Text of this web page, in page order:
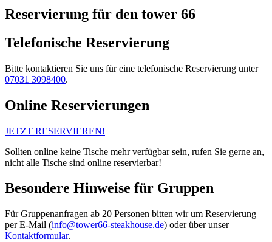
Reservierung für den tower 66
Telefonische Reservierung
Bitte kontaktieren Sie uns für eine telefonische Reservierung unter
07031 3098400.
Online Reservierungen
JETZT RESERVIEREN!
Sollten online keine Tische mehr verfügbar sein, rufen Sie gerne an,
nicht alle Tische sind online reservierbar!
Besondere Hinweise für Gruppen
Für Gruppenanfragen ab 20 Personen bitten wir um Reservierung
per E-Mail (info@tower66-steakhouse.de) oder über unser
Kontaktformular.